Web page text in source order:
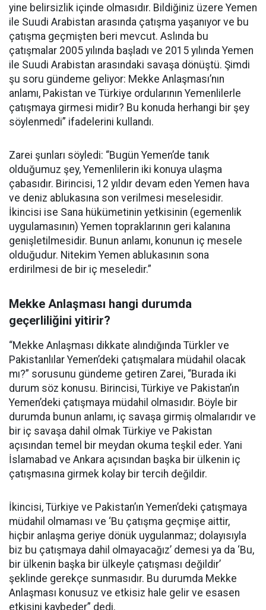
yine belirsizlik içinde olmasıdır. Bildiğiniz üzere Yemen
ile Suudi Arabistan arasında çatışma yaşanıyor ve bu
çatışma geçmişten beri mevcut. Aslında bu
çatışmalar 2005 yılında başladı ve 2015 yılında Yemen
ile Suudi Arabistan arasındaki savaşa dönüştü. Şimdi
şu soru gündeme geliyor: Mekke Anlaşması’nın
anlamı, Pakistan ve Türkiye ordularının Yemenlilerle
çatışmaya girmesi midir? Bu konuda herhangi bir şey
söylenmedi” ifadelerini kullandı.
Zarei şunları söyledi: “Bugün Yemen’de tanık
olduğumuz şey, Yemenlilerin iki konuya ulaşma
çabasıdır. Birincisi, 12 yıldır devam eden Yemen hava
ve deniz ablukasına son verilmesi meselesidir.
İkincisi ise Sana hükümetinin yetkisinin (egemenlik
uygulamasının) Yemen topraklarının geri kalanına
genişletilmesidir. Bunun anlamı, konunun iç mesele
olduğudur. Nitekim Yemen ablukasının sona
erdirilmesi de bir iç meseledir.”
Mekke Anlaşması hangi durumda
geçerliliğini yitirir?
“Mekke Anlaşması dikkate alındığında Türkler ve
Pakistanlılar Yemen’deki çatışmalara müdahil olacak
mı?” sorusunu gündeme getiren Zarei, “Burada iki
durum söz konusu. Birincisi, Türkiye ve Pakistan’ın
Yemen’deki çatışmaya müdahil olmasıdır. Böyle bir
durumda bunun anlamı, iç savaşa girmiş olmalarıdır ve
bir iç savaşa dahil olmak Türkiye ve Pakistan
açısından temel bir meydan okuma teşkil eder. Yani
İslamabad ve Ankara açısından başka bir ülkenin iç
çatışmasına girmek kolay bir tercih değildir.
İkincisi, Türkiye ve Pakistan’ın Yemen’deki çatışmaya
müdahil olmaması ve ‘Bu çatışma geçmişe aittir,
hiçbir anlaşma geriye dönük uygulanmaz; dolayısıyla
biz bu çatışmaya dahil olmayacağız’ demesi ya da ‘Bu,
bir ülkenin başka bir ülkeyle çatışması değildir’
şeklinde gerekçe sunmasıdır. Bu durumda Mekke
Anlaşması konusuz ve etkisiz hale gelir ve esasen
etkisini kaybeder” dedi.